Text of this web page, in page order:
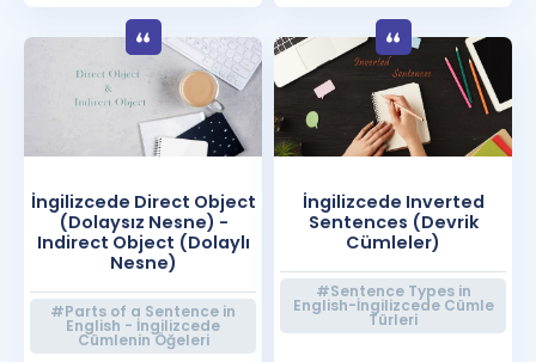
İngilizcede Direct Object
(Dolaysız Nesne) -
Indirect Object (Dolaylı
Nesne)
#Parts of a Sentence in
English - İngilizcede
Cümlenin Öğeleri
İngilizcede Inverted
Sentences (Devrik
Cümleler)
#Sentence Types in
English-İngilizcede Cümle
Türleri